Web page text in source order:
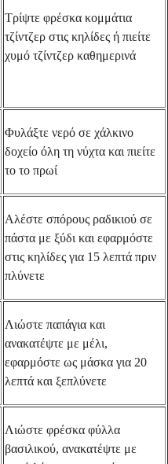
Τρίψτε φρέσκα κομμάτια
τζίντζερ στις κηλίδες ή πιείτε
χυμό τζίντζερ καθημερινά
Φυλάξτε νερό σε χάλκινο
δοχείο όλη τη νύχτα και πιείτε
το το πρωί
Αλέστε σπόρους ραδικιού σε
πάστα με ξύδι και εφαρμόστε
στις κηλίδες για 15 λεπτά πριν
πλύνετε
Λιώστε παπάγια και
ανακατέψτε με μέλι,
εφαρμόστε ως μάσκα για 20
λεπτά και ξεπλύνετε
Λιώστε φρέσκα φύλλα
βασιλικού, ανακατέψτε με